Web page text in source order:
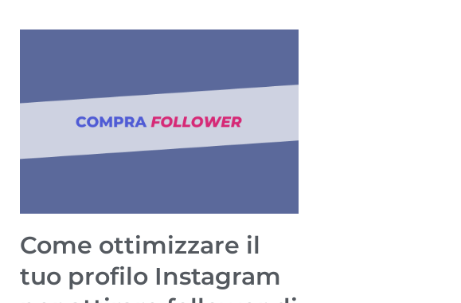
Come ottimizzare il
tuo profilo Instagram